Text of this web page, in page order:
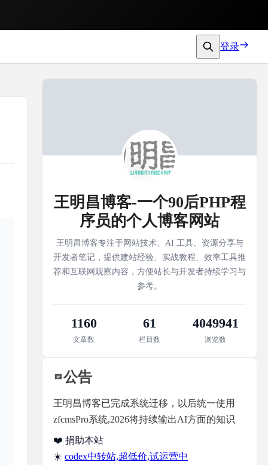
登录
王明昌博客-一个90后PHP程
序员的个人博客网站
王明昌博客专注于网站技术、AI 工具、资源分享与
开发者笔记，提供建站经验、实战教程、效率工具推
荐和互联网观察内容，方便站长与开发者持续学习与
参考。
1160
文章数
61
栏目数
4049941
浏览数
公告
王明昌博客已完成系统迁移，以后统一使用
zfcmsPro系统,2026将持续输出AI方面的知识
❤️ 捐助本站
☀️ codex中转站,超低价,试运营中